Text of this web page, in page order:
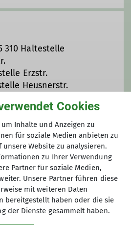
310 Haltestelle
Erzstr.
Heusnerstr.
Bochum
22
Cookies
Inhalte und Anzeigen zu
für soziale Medien anbieten zu
Website zu analysieren.
zu Ihrer Verwendung
Partner für soziale Medien,
Unsere Partner führen diese
mit weiteren Daten
bereitgestellt haben oder die sie
der Dienste gesammelt haben.